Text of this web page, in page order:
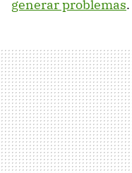
generar problemas.